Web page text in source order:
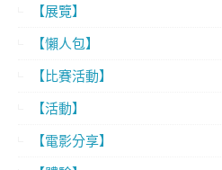
【展覽】
【懶人包】
【比賽活動】
【活動】
【電影分享】